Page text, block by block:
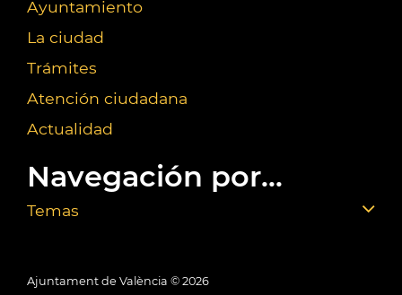
Ayuntamiento
La ciudad
Trámites
Atención ciudadana
Actualidad
Navegación por...
Temas
Ajuntament de València © 2026